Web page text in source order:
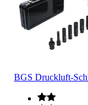
BGS Druckluft-